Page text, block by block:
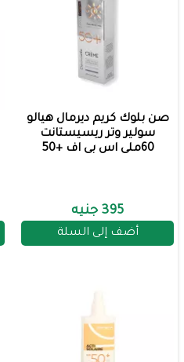
صن بلوك كريم ديرمال هيالو
سولير وتر ريسيستانت
60ملى اس بى اف +50
395 جنيه
أضف إلى السلة